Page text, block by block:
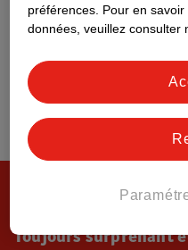
Toujours surprenant
préférences. Pour en
données, veuillez consulter